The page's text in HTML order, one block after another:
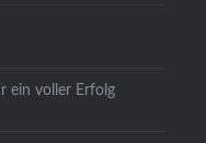
ein voller Erfolg